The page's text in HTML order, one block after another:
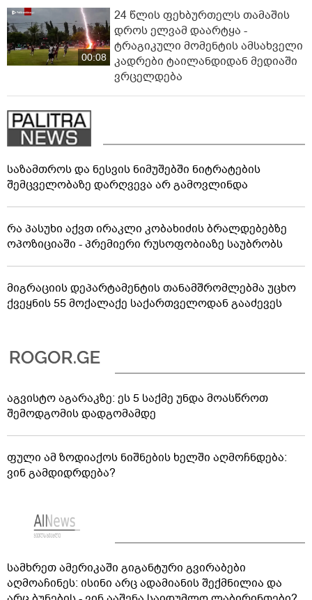
00:08
24 წლის ფეხბურთელს თამაშის
დროს ელვამ დაარტყა -
ტრაგიკული მომენტის ამსახველი
კადრები ტაილანდიდან მედიაში
ვრცელდება
საზამთროს და ნესვის ნიმუშებში ნიტრატების
შემცველობაზე დარღვევა არ გამოვლინდა
რა პასუხი აქვთ ირაკლი კობახიძის ბრალდებებზე
ოპოზიციაში - პრემიერი რუსოფობიაზე საუბრობს
მიგრაციის დეპარტამენტის თანამშრომლებმა უცხო
ქვეყნის 55 მოქალაქე საქართველოდან გააძევეს
აგვისტო აგარაკზე: ეს 5 საქმე უნდა მოასწროთ
შემოდგომის დადგომამდე
ფული ამ ზოდიაქოს ნიშნების ხელში აღმოჩნდება:
ვინ გამდიდრდება?
სამხრეთ ამერიკაში გიგანტური გვირაბები
აღმოაჩინეს: ისინი არც ადამიანის შექმნილია და